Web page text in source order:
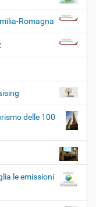
Romagna
delle 100
le emissioni